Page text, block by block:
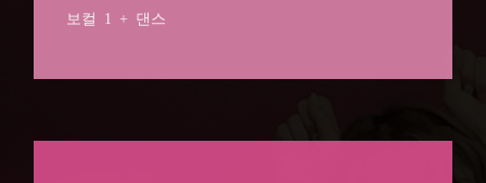
보컬 1 + 댄스